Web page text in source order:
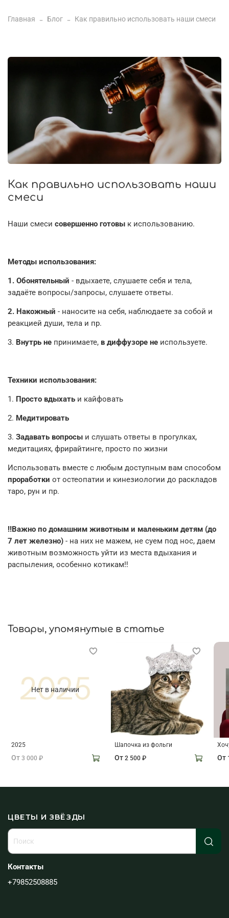
Главная Блог Как правильно использовать наши смеси
Как правильно использовать наши
смеси
Наши смеси совершенно готовы к использованию.
Методы использования:
1. Обонятельный - вдыхаете, слушаете себя и тела,
задаёте вопросы/запросы, слушаете ответы.
2. Накожный - наносите на себя, наблюдаете за собой и
реакцией души, тела и пр.
3. Внутрь не принимаете, в диффузоре не используете.
Техники использования:
1. Просто вдыхать и кайфовать
2. Медитировать
3. Задавать вопросы и слушать ответы в прогулках,
медитациях, фрирайтинге, просто по жизни
Использовать вместе с любым доступным вам способом
проработки от остеопатии и кинезиологии до раскладов
таро, рун и пр.
‼Важно по домашним животным и маленьким детям (до
7 лет железно) - на них не мажем, не суем под нос, даем
животным возможность уйти из места вдыхания и
распыления, особенно котикам‼
Товары, упомянутые в статье
Нет в наличии
2025
От 3 000 ₽
Шапочка из фольги
От 2 500 ₽ От
ЦВЕТЫ И ЗВЁЗДЫ
Контакты
+79852508885